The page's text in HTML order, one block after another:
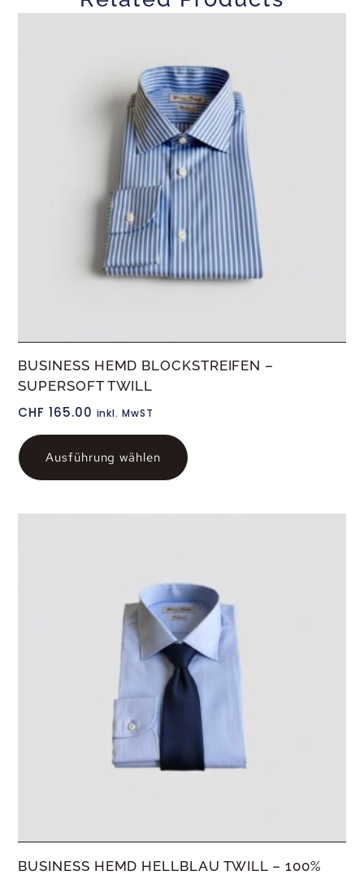
BUSINESS HEMD BLOCKSTREIFEN –
SUPERSOFT TWILL
CHF 165.00 inkl. MwST
Ausführung wählen
BUSINESS HEMD HELLBLAU TWILL – 100%